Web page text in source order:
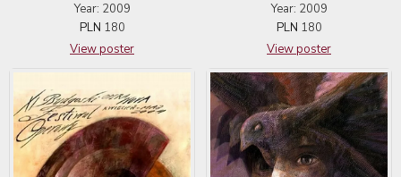
Year: 2009
PLN 180
View poster
Year: 2009
PLN 180
View poster